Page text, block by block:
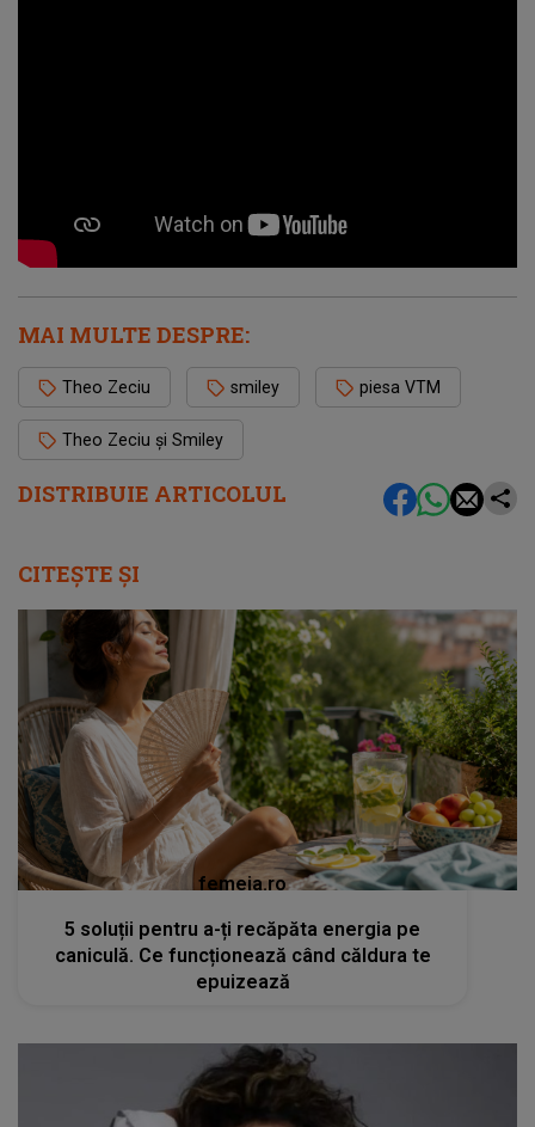
DISTRIBUIE ARTICOLUL
MAI MULTE DESPRE:
Theo Zeciu smiley piesa VTM
Theo Zeciu și Smiley
CITEȘTE ȘI
femeia.ro
5 soluții pentru a-ți recăpăta energia pe
caniculă. Ce funcționează când căldura te
epuizează